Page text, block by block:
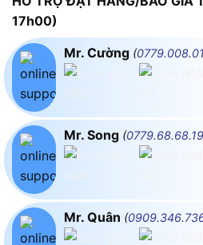
17h00)
Mr. Cường (
Mr. Song (0779.68.68.19
Mr. Quân (